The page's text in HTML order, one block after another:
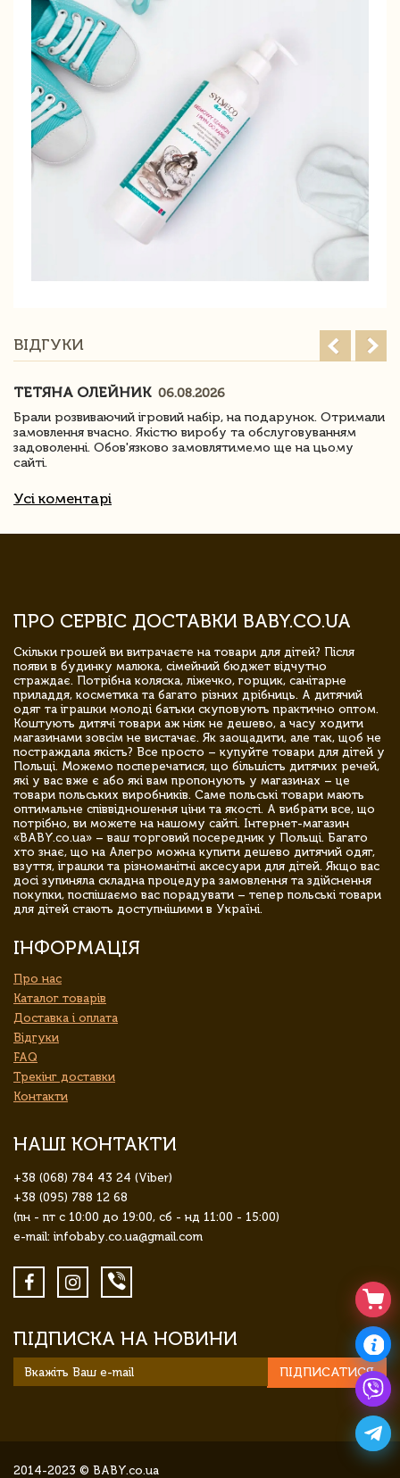
ВІДГУКИ
ТЕТЯНА ОЛЕЙНИК 06.08.2026
Брали розвиваючий ігровий набір, на подарунок. Отримали
замовлення вчасно. Якістю виробу та обслуговуванням
задоволенні. Обов'язково замовлятимемо ще на цьому
сайті.
Усі коментарі
ПРО СЕРВІС ДОСТАВКИ BABY.CO.UA
Скільки грошей ви витрачаєте на товари для дітей? Після
появи в будинку малюка, сімейний бюджет відчутно
страждає. Потрібна коляска, ліжечко, горщик, санітарне
приладдя, косметика та багато різних дрібниць. А дитячий
одяг та іграшки молоді батьки скуповують практично оптом.
Коштують дитячі товари аж ніяк не дешево, а часу ходити
магазинами зовсім не вистачає. Як заощадити, але так, щоб не
постраждала якість? Все просто – купуйте товари для дітей у
Польщі. Можемо посперечатися, що більшість дитячих речей,
які у вас вже є або які вам пропонують у магазинах – це
товари польських виробників. Саме польські товари мають
оптимальне співвідношення ціни та якості. А вибрати все, що
потрібно, ви можете на нашому сайті. Інтернет-магазин
«BABY.co.ua» – ваш торговий посередник у Польщі. Багато
хто знає, що на Алегро можна купити дешево дитячий одяг,
взуття, іграшки та різноманітні аксесуари для дітей. Якщо вас
досі зупиняла складна процедура замовлення та здійснення
покупки, поспішаємо вас порадувати – тепер польські товари
для дітей стають доступнішими в Україні.
ІНФОРМАЦІЯ
Про нас
Каталог товарів
Доставка і оплата
Відгуки
FAQ
Трекінг доставки
Контакти
НАШІ КОНТАКТИ
+38 (068) 784 43 24 (Viber)
+38 (095) 788 12 68
(пн - пт с 10:00 до 19:00, сб - нд 11:00 - 15:00)
e-mail: infobaby.co.ua@gmail.com
ПІДПИСКА НА НОВИНИ
ПІДПИСАТИСЯ
2014-2023 © BABY.co.ua